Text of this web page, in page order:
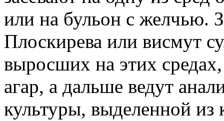
или на бульон с желчью.
Плоскирева или висмут
выросших на этих
агар, а дальше ведут
культуры, выделенной